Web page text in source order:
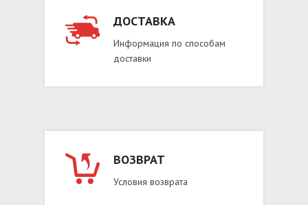
ДОСТАВКА
Информация по способам
доставки
ВОЗВРАТ
Условия возврата